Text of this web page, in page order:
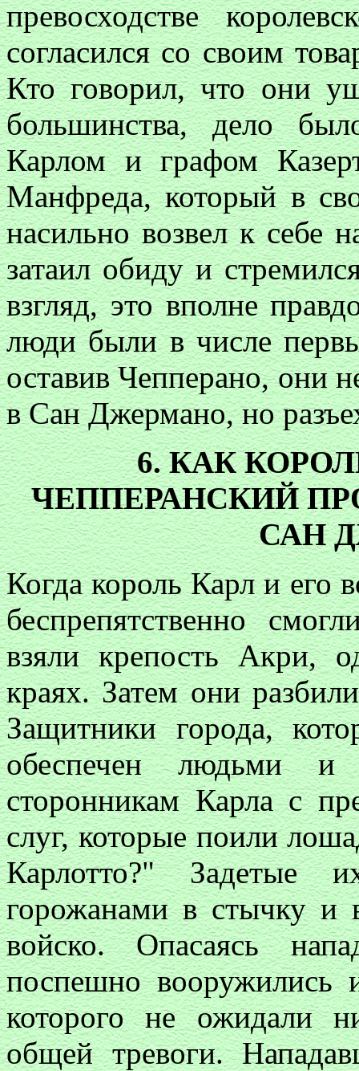
превосходстве
согласился со своим
Кто говорил, что они
большинства, дело
Карлом и графом
Манфреда, который в
насильно возвел к себе
затаил обиду и
взгляд, это вполне
люди были в числе
оставив Чепперано, они
в Сан Джермано, но
6. КАК
ЧЕППЕРАНСКИЙ
САН
Когда король Карл и его
беспрепятственно
взяли крепость Акри,
краях. Затем они
Защитники города,
обеспечен людьми и
сторонникам Карла с
слуг, которые поили
Карлотто?"
горожанами в стычку и
войско. Опасаясь
поспешно вооружились
которого не ожидали
общей тревоги.